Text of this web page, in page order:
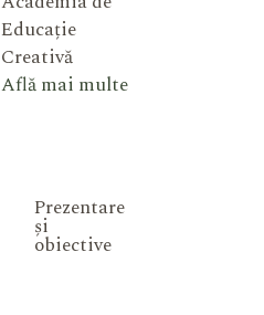
Educație
Creativă
Află mai multe
Prezentare
și
obiective